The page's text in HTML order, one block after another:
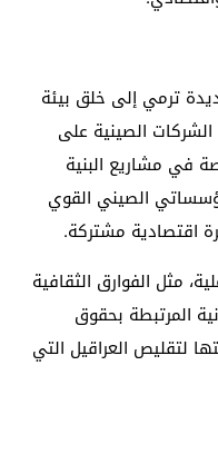
ترمي إلى خلق بيئة
الصينية على
في مشاريع البنية
الصيني القوي
اقتصادية مشتركة.
مثل الفوارق الثقافية
المرتبطة بحقوق
لتقليص العراقيل التي